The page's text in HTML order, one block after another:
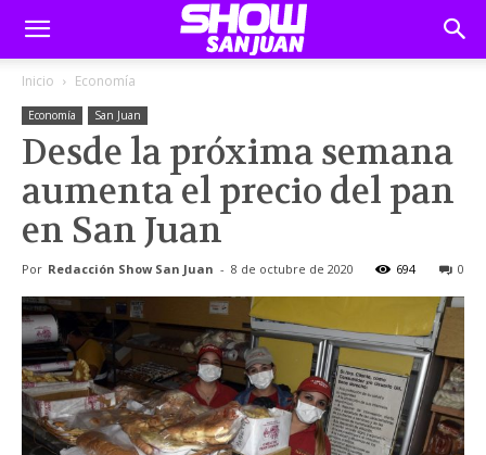
Inicio Economía
Economía San Juan
Desde la próxima semana
aumenta el precio del pan
en San Juan
Por Redacción Show San Juan - 8 de octubre de 2020 0
694